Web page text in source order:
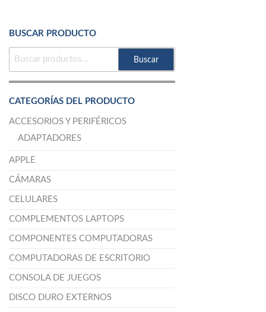
BUSCAR PRODUCTO
BUSCAR
Buscar
CATEGORÍAS DEL PRODUCTO
ACCESORIOS Y PERIFÉRICOS
ADAPTADORES
APPLE
CÁMARAS
CELULARES
COMPLEMENTOS LAPTOPS
COMPONENTES COMPUTADORAS
COMPUTADORAS DE ESCRITORIO
CONSOLA DE JUEGOS
DISCO DURO EXTERNOS